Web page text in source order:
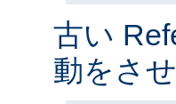
古い
動をさ